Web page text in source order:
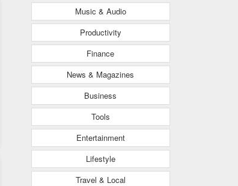
Music & Audio
Productivity
Finance
News & Magazines
Business
Tools
Entertainment
Lifestyle
Travel & Local